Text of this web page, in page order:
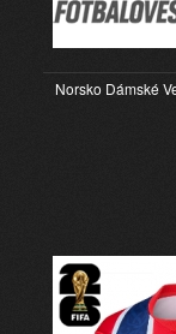
Norsko Dámské